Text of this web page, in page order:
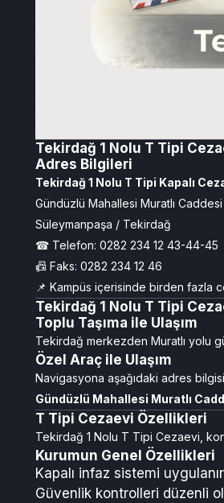
Tekirdağ 1 Nolu T Tipi
Adres Bilgileri
Tekirdağ 1 Nolu T Tipi Kapalı
Gündüzlü Mahallesi Muratlı
Süleymanpaşa / Tekirdağ
☎ Telefon: 0282 234 12 43-44-45
📠 Faks: 0282 234 12 46
📌 Kampüs içerisinde birden fazla
Tekirdağ 1 Nolu T Tipi
Toplu Taşıma ile Ulaşım
Tekirdağ merkezden Muratlı yolu
Özel Araç ile Ulaşım
Navigasyona aşağıdaki adres
Gündüzlü Mahallesi Muratlı
T Tipi Cezaevi Özellikleri
Tekirdağ 1 Nolu T Tipi Cezaevi,
Kurumun Genel Özellikleri
Kapalı infaz sistemi
Güvenlik kontrolleri düzenli